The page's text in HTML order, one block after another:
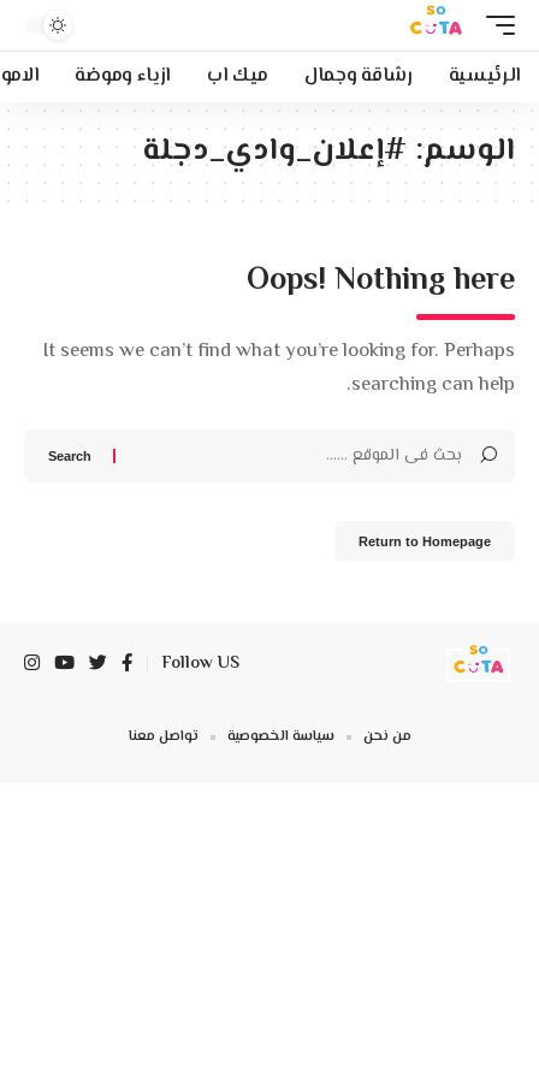
الرئيسية رشاقة وجمال ميك اب ازياء وموضة
الوسم: #إعلان_وادي_دجلة
Oops! Nothing here
It seems we can’t find what you’re looking for. Perhaps
searching can help.
Return to Homepage
Follow US
من نحن سياسة الخصوصية تواصل معنا